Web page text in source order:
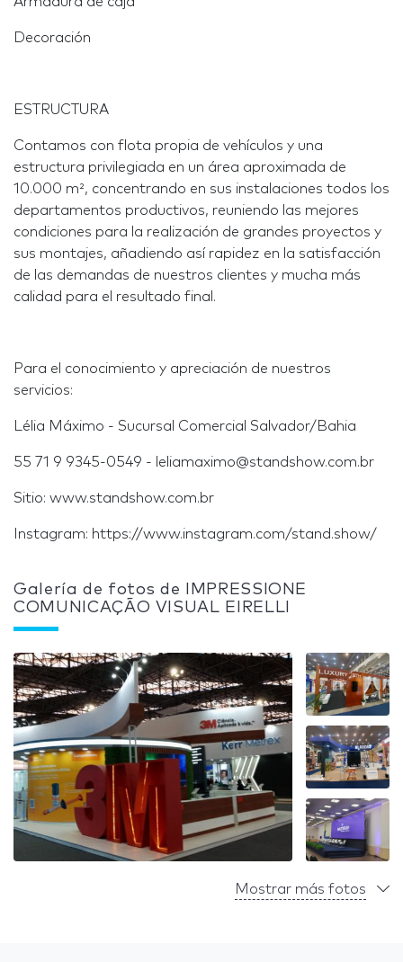
Decoración
ESTRUCTURA
Contamos con flota propia de vehículos y una
estructura privilegiada en un área aproximada de
10.000 m², concentrando en sus instalaciones todos los
departamentos productivos, reuniendo las mejores
condiciones para la realización de grandes proyectos y
sus montajes, añadiendo así rapidez en la satisfacción
de las demandas de nuestros clientes y mucha más
calidad para el resultado final.
Para el conocimiento y apreciación de nuestros
servicios:
Lélia Máximo - Sucursal Comercial Salvador/Bahia
55 71 9 9345-0549 - leliamaximo@standshow.com.br
Sitio: www.standshow.com.br
Instagram: https://www.instagram.com/stand.show/
Galería de fotos de IMPRESSIONE
COMUNICAÇÃO VISUAL EIRELLI
Mostrar más fotos